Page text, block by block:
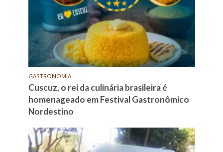
GASTRONOMIA
Cuscuz, o rei da culinária brasileira é
homenageado em Festival Gastronômico
Nordestino